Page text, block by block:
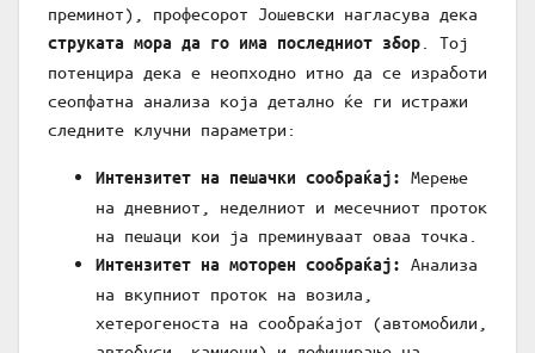
преминот), професорот Јошевски нагласува дека
струката мора да го има последниот збор . Тој
потенцира дека е неопходно итно да се изработи
сеопфатна анализа која детално ќе ги истражи
следните клучни параметри:
Интензитет на пешачки сообраќај: Мерење
на дневниот, неделниот и месечниот проток
на пешаци кои ја преминуваат оваа точка.
Интензитет на моторен сообраќај: Анализа
на вкупниот проток на возила,
хетерогеноста на сообраќајот (автомобили,